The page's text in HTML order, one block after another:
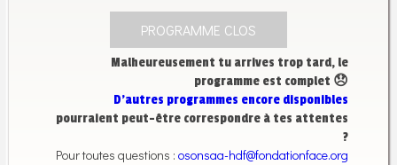
PROGRAMME CLOS
Malheureusement tu arrives trop tard, le
programme est complet 😞
D’autres programmes encore disponibles
pourraient peut-être correspondre à tes attentes
?
Pour toutes questions : osonsaa-hdf@fondationface.org